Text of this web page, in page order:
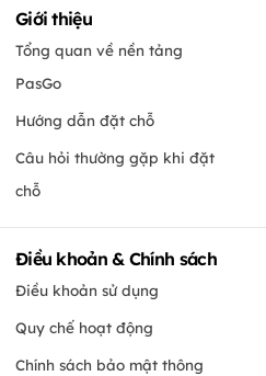
Giới thiệu
Tổng quan về nền tảng
PasGo
Hướng dẫn đặt chỗ
Câu hỏi thường gặp khi đặt
chỗ
Điều khoản & Chính sách
Điều khoản sử dụng
Quy chế hoạt động
Chính sách bảo mật thông